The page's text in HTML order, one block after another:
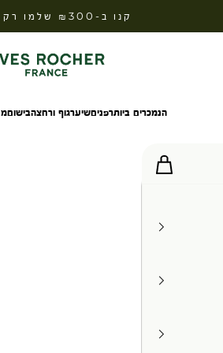
קנו ב-₪300 שלמו רק ₪200
Yves Rocher Israel
הנמכרים ביותרפניםשיערגוף ורחצהבישום